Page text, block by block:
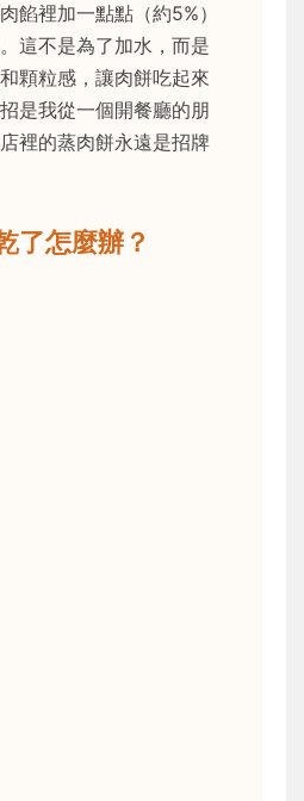
餡裡加一點點（約5%）
這不是為了加水，而是
顆粒感，讓肉餅吃起來
是我從一個開餐廳的朋
裡的蒸肉餅永遠是招牌
了怎麼辦？